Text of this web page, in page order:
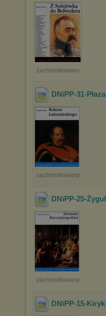
zachomikowany
DNiPP-31-
zachomikowany
DNiPP-25-
zachomikowany
DNiPP-15-